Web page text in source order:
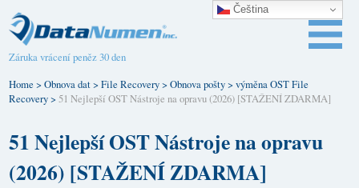
Záruka vrácení peněz 30 den
Home >Obnova dat>File Recovery>Obnova pošty>výměna OST File
Recovery>51 Nejlepší OST Nástroje na opravu (2026) [STAŽENÍ ZDARMA]
51 Nejlepší OST Nástroje na opravu
(2026) [STAŽENÍ ZDARMA]
Čeština‎